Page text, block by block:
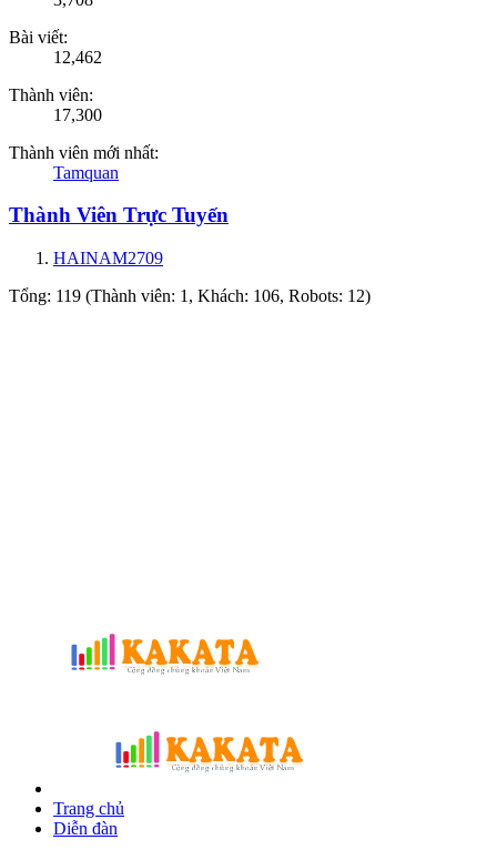
Bài viết:
12,462
Thành viên:
17,300
Thành viên mới nhất:
Tamquan
Thành Viên Trực Tuyến
HAINAM2709
Tổng: 119 (Thành viên: 1, Khách: 106, Robots: 12)
Trang chủ
Diễn đàn